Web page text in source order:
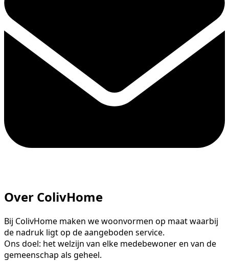
Over ColivHome
Bij ColivHome maken we woonvormen op maat waarbij
de nadruk ligt op de aangeboden service.
Ons doel: het welzijn van elke medebewoner en van de
gemeenschap als geheel.